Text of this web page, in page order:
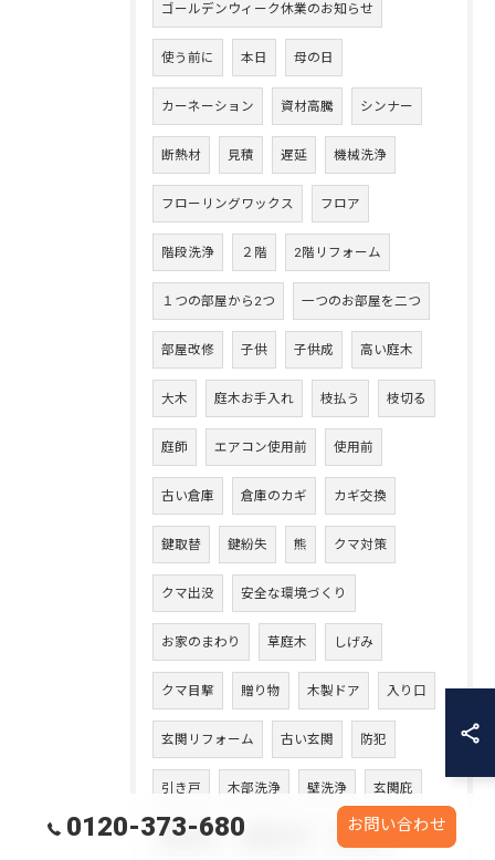
ゴールデンウィーク休業のお知らせ
使う前に 本日 母の日
カーネーション 資材高騰 シンナー
断熱材 見積 遅延 機械洗浄
フローリングワックス フロア
階段洗浄 ２階 2階リフォーム
１つの部屋から2つ 一つのお部屋を二つ
部屋改修 子供 子供成 高い庭木
大木 庭木お手入れ 枝払う 枝切る
庭師 エアコン使用前 使用前
古い倉庫 倉庫のカギ カギ交換
鍵取替 鍵紛失 熊 クマ対策
クマ出没 安全な環境づくり
お家のまわり 草庭木 しげみ
クマ目撃 贈り物 木製ドア 入り口
玄関リフォーム 古い玄関 防犯
引き戸 木部洗浄 壁洗浄 玄関庇
庇裏木部 玄関庇洗浄 木部洗い
0120-373-680 お問い合わせ